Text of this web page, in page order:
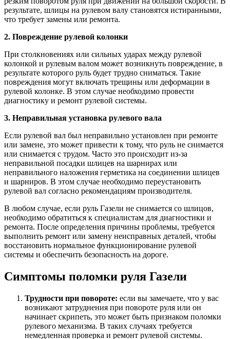
результате, шлицы на рулевом валу становятся истиранными,
что требует замены или ремонта.
2. Повреждение рулевой колонки
При столкновениях или сильных ударах между рулевой
колонкой и рулевым валом может возникнуть повреждение, в
результате которого руль будет трудно сниматься. Такие
повреждения могут включать трещины или деформации в
рулевой колонке. В этом случае необходимо провести
диагностику и ремонт рулевой системы.
3. Неправильная установка рулевого вала
Если рулевой вал был неправильно установлен при ремонте
или замене, это может привести к тому, что руль не снимается
или снимается с трудом. Часто это происходит из-за
неправильной посадки шлицев на шарнирах или
неправильного наложения герметика на соединении шлицев
и шарниров. В этом случае необходимо переустановить
рулевой вал согласно рекомендациям производителя.
В любом случае, если руль Газели не снимается со шлицов,
необходимо обратиться к специалистам для диагностики и
ремонта. После определения причины проблемы, требуется
выполнить ремонт или замену неисправных деталей, чтобы
восстановить нормальное функционирование рулевой
системы и обеспечить безопасность на дороге.
Симптомы поломки руля Газели
Трудности при повороте: если вы замечаете, что у вас
возникают затруднения при повороте руля или он
начинает скрипеть, это может быть признаком поломки
рулевого механизма. В таких случаях требуется
немедленная проверка и ремонт рулевой системы.